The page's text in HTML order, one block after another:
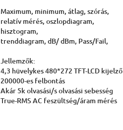
Maximum, minimum, átlag, szórás,
relatív mérés, oszlopdiagram,
hisztogram,
trenddiagram, dB/ dBm, Pass/Fail,
Jellemzők:
4,3 hüvelykes 480*272 TFT-LCD kijelző
200000-es felbontás
Akár 5k olvasási/s olvasási sebesség
True-RMS AC feszültség/áram mérés